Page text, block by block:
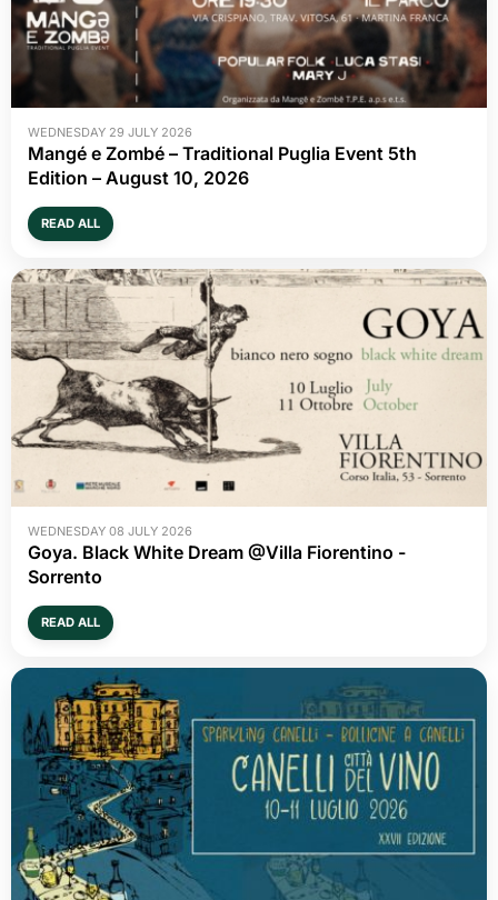
WEDNESDAY 29 JULY 2026
Mangé e Zombé – Traditional Puglia Event 5th
Edition – August 10, 2026
READ ALL
WEDNESDAY 08 JULY 2026
Goya. Black White Dream @Villa Fiorentino -
Sorrento
READ ALL